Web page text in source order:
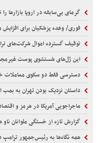
گرمای بی‌سابقه در اروپا بازارها را
فوری/ وعده پزشکیان برای افزایش
توقیف گسترده اموال شرکت‌های
این ژل‌های شستشوی پوست
دسترسی فقط دو سکوی معاملات خودرو به
داستان نزدیک بودن تهران به بمب
ماجراجویی آمریکا در هرمز و
گزارش تازه از خستگی ملوانان ناو
همه نگاه‌ها به رئیس‌جمهور